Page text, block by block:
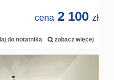
cena 2 100 zł
do notatnika zobacz więcej